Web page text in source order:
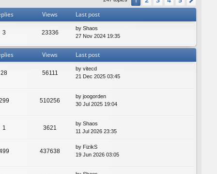
Views Last post
3 23336
by Shaos
27 Nov 2024 19:35
Views Last post
28 56111
by vitecd
21 Dec 2025 03:45
510256
by joogorden
30 Jul 2025 19:04
1 3621
by Shaos
11 Jul 2026 23:35
437638
by FizikS
19 Jun 2026 03:05